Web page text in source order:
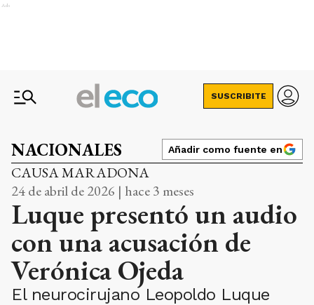
Ads
SUSCRIBITE
NACIONALES Añadir como fuente en
CAUSA MARADONA
24 de abril de 2026 | hace 3 meses
Luque presentó un audio
con una acusación de
Verónica Ojeda
El neurocirujano Leopoldo Luque